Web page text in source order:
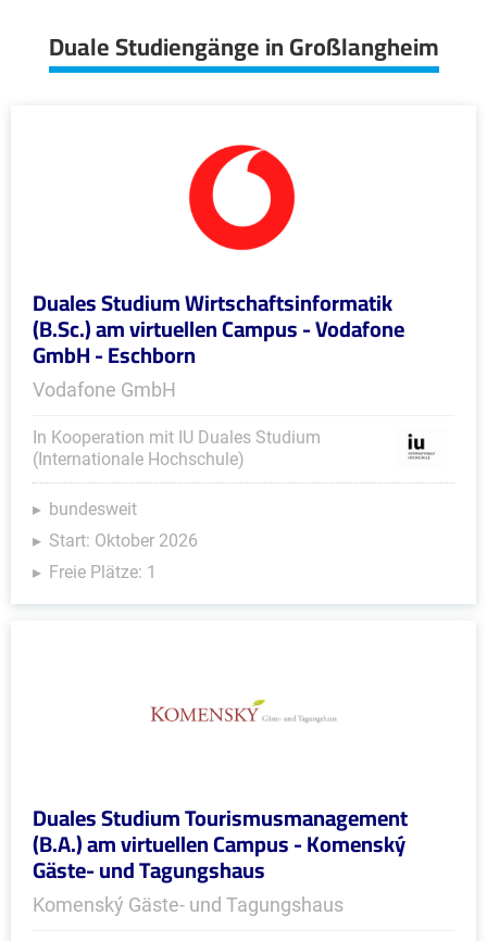
Duale Studiengänge in Großlangheim
Duales Studium Wirtschaftsinformatik
(B.Sc.) am virtuellen Campus - Vodafone
GmbH - Eschborn
Vodafone GmbH
In Kooperation mit IU Duales Studium
(Internationale Hochschule)
bundesweit
Start: Oktober 2026
Freie Plätze: 1
Duales Studium Tourismusmanagement
(B.A.) am virtuellen Campus - Komenský
Gäste- und Tagungshaus
Komenský Gäste- und Tagungshaus